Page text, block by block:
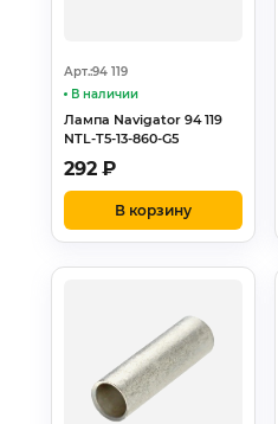
Арт.:94 119
В наличии
Лампа Navigator 94 119
NTL-T5-13-860-G5
292 ₽
В корзину